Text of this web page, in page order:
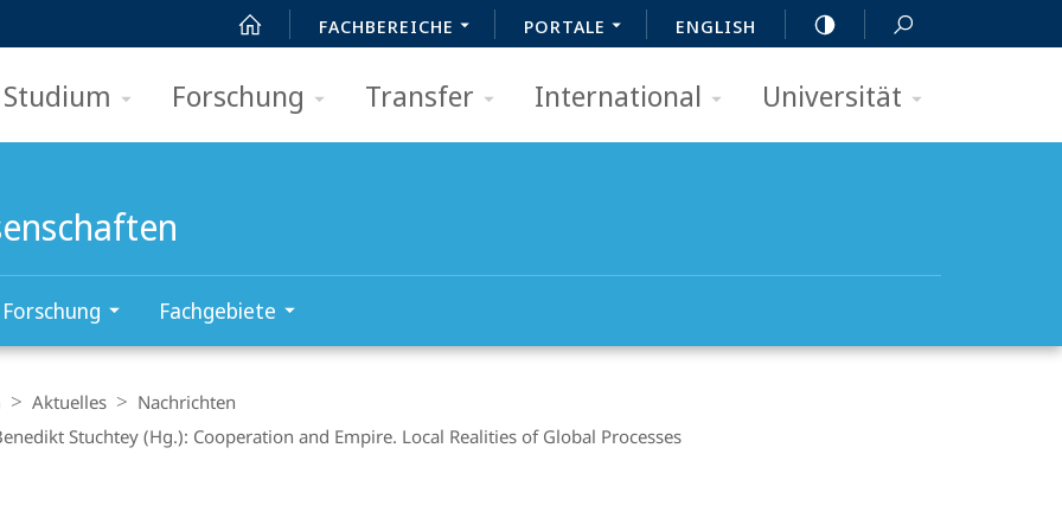
FACHBEREICHE PORTALE ENGLISH
Studium Forschung Transfer International Universität
Forschung Fachgebiete
Aktuelles
Nachrichten
Stuchtey (Hg.): Cooperation and Empire. Local Realities of Global Processes